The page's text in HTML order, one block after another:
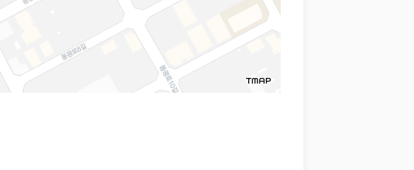
차, 슈퍼자차 조건을 함께 확인할 수 있도록 돕습니다.